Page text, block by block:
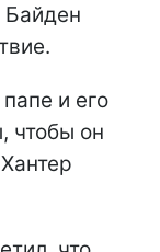
Байден
и его
чтобы он